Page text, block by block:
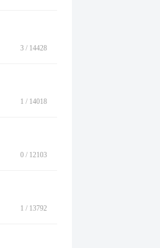
3 / 14428
1 / 14018
0 / 12103
1 / 13792